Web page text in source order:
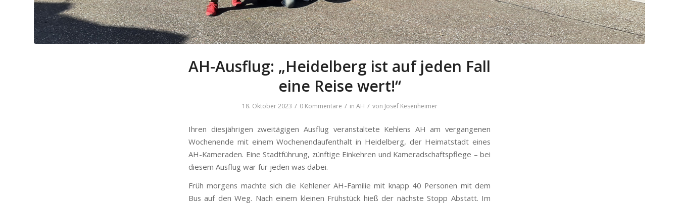
AH-Ausflug: „Heidelberg ist auf jeden Fall
eine Reise wert!“
18. Oktober 2023 / 0 Kommentare / in AH / von Josef Kesenheimer
Ihren diesjährigen zweitägigen Ausflug veranstaltete Kehlens AH am vergangenen
Wochenende mit einem Wochenendaufenthalt in Heidelberg, der Heimatstadt eines
AH-Kameraden. Eine Stadtführung, zünftige Einkehren und Kameradschaftspflege – bei
diesem Ausflug war für jeden was dabei.
Früh morgens machte sich die Kehlener AH-Familie mit knapp 40 Personen mit dem
Bus auf den Weg. Nach einem kleinen Frühstück hieß der nächste Stopp Abstatt. Im